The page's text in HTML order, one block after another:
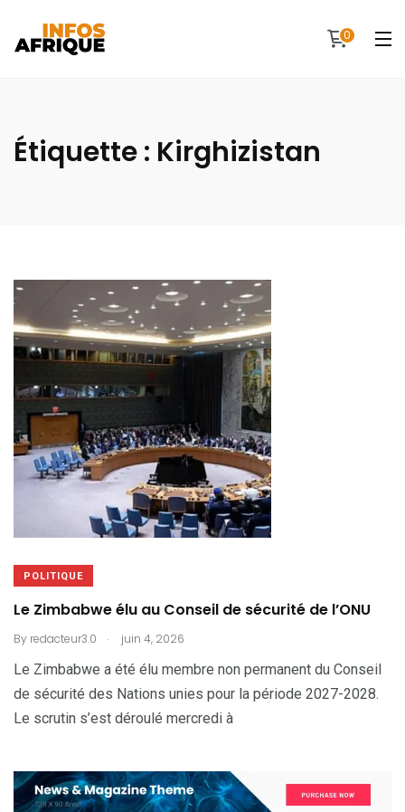
0
Étiquette : Kirghizistan
POLITIQUE
Le Zimbabwe élu au Conseil de sécurité de l’ONU
By redacteur3.0 . juin 4, 2026
Le Zimbabwe a été élu membre non permanent du Conseil
de sécurité des Nations unies pour la période 2027-2028.
Le scrutin s’est déroulé mercredi à